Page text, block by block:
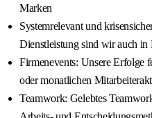
Marken
Systemrelevant und
Dienstleistung sind wir auch in
Firmenevents: Unsere Erfolge
oder monatlichen
Teamwork: Gelebtes